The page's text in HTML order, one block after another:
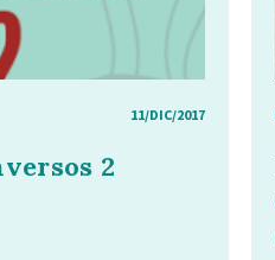
11/DIC/2017
2